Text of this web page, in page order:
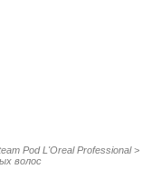
Pod L'Oreal Professional >
волос